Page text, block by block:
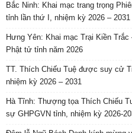
Bắc Ninh: Khai mạc trang trọng
tỉnh lần thứ I, nhiệm kỳ 2026 – 2031
Hưng Yên: Khai mạc Trại Kiền
Phật tử tỉnh năm 2026
TT. Thích Chiếu Tuệ được suy cử
nhiệm kỳ 2026 – 2031
Hà Tĩnh: Thượng tọa Thích Chiếu
sự GHPGVN tỉnh, nhiệm kỳ 2026-